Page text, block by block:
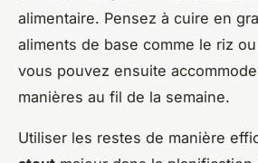
alimentaire. Pensez à cuire en
aliments de base comme le riz
vous pouvez ensuite
manières au fil de la semaine.
Utiliser les restes de manière